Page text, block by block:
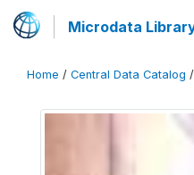
Microdata
Home / Central Data Catalog /